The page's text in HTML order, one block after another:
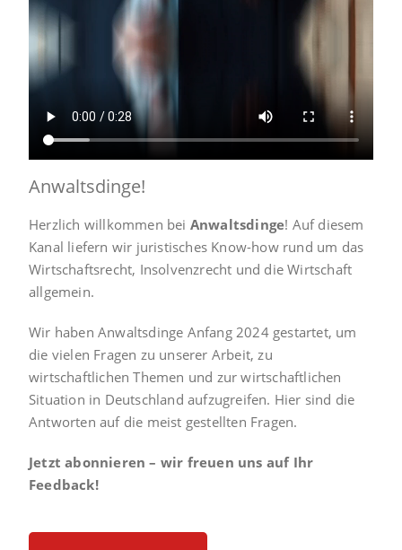
Anwaltsdinge!
Herzlich willkommen bei Anwaltsdinge! Auf diesem
Kanal liefern wir juristisches Know-how rund um das
Wirtschaftsrecht, Insolvenzrecht und die Wirtschaft
allgemein.
Wir haben Anwaltsdinge Anfang 2024 gestartet, um
die vielen Fragen zu unserer Arbeit, zu
wirtschaftlichen Themen und zur wirtschaftlichen
Situation in Deutschland aufzugreifen. Hier sind die
Antworten auf die meist gestellten Fragen.
Jetzt abonnieren – wir freuen uns auf Ihr
Feedback!